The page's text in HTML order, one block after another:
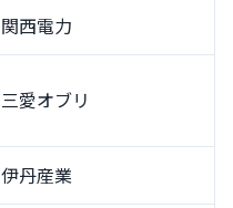
関西電力
三愛オブリ
伊丹産業